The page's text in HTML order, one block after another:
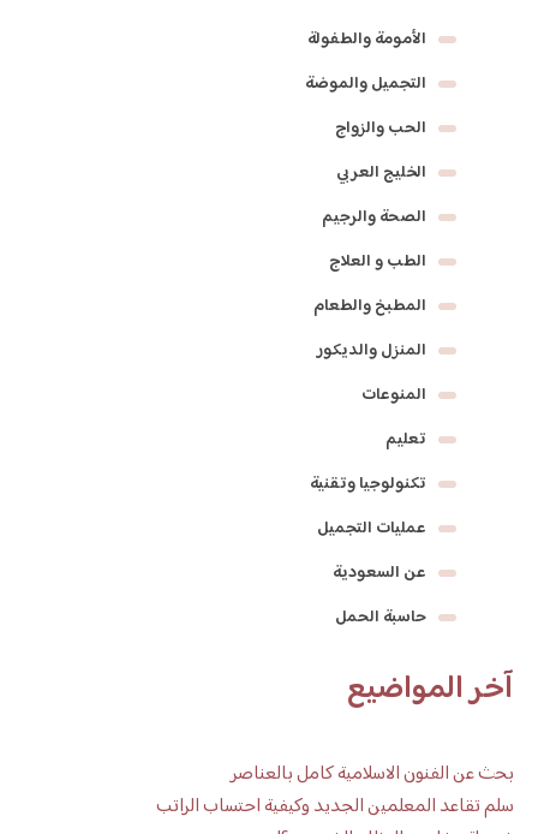
الأمومة والطفولة
التجميل والموضة
الحب والزواج
الخليج العربي
الصحة والرجيم
الطب و العلاج
المطبخ والطعام
المنزل والديكور
المنوعات
تعليم
تكنولوجيا وتقنية
عمليات التجميل
عن السعودية
حاسبة الحمل
آخر المواضيع
بحث عن الفنون الاسلامية كامل بالعناصر
سلم تقاعد المعلمين الجديد وكيفية احتساب الراتب